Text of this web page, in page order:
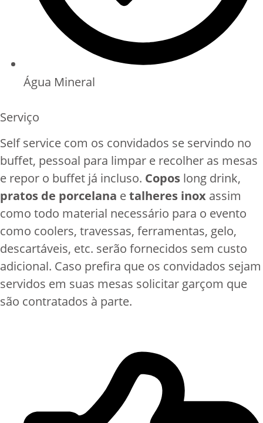
Água Mineral
Serviço
Self service com os convidados se servindo no
buffet, pessoal para limpar e recolher as mesas
e repor o buffet já incluso. Copos long drink,
pratos de porcelana etalheres inox assim
como todo material necessário para o evento
como coolers, travessas, ferramentas, gelo,
descartáveis, etc. serão fornecidos sem custo
adicional. Caso prefira que os convidados sejam
servidos em suas mesas solicitar garçom que
são contratados à parte.